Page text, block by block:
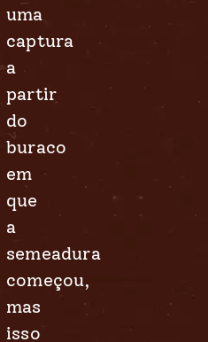
uma
captura
a
partir
do
buraco
em
que
a
semeadura
começou,
mas
isso